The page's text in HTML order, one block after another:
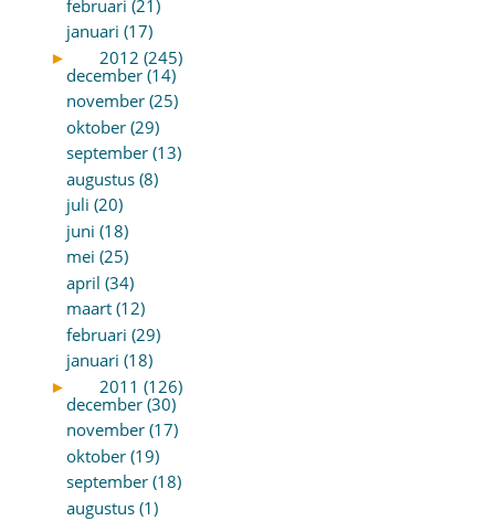
februari (21)
januari (17)
►
2012 (245)
december (14)
november (25)
oktober (29)
september (13)
augustus (8)
juli (20)
juni (18)
mei (25)
april (34)
maart (12)
februari (29)
januari (18)
►
2011 (126)
december (30)
november (17)
oktober (19)
september (18)
augustus (1)